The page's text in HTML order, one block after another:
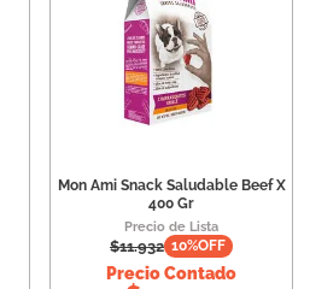
Mon Ami Snack Saludable Beef X
400 Gr
Precio de Lista
$11.932 10%OFF
Precio Contado